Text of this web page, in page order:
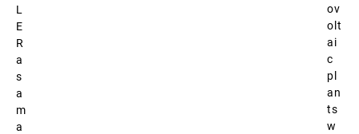
L
E
R
a
s
a
m
a
ov
olt
ai
c
pl
an
ts
w